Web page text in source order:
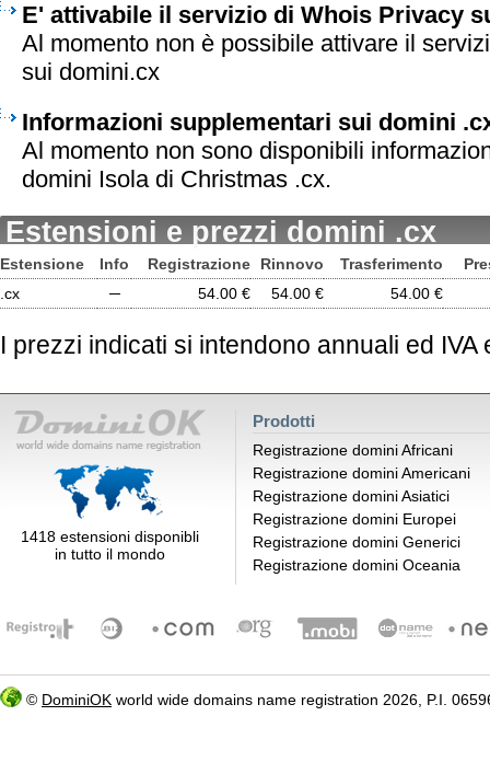
E' attivabile il servizio di Whois Privacy
Al momento non è possibile attivare il
sui domini.cx
Informazioni supplementari sui domini
Al momento non sono disponibili
domini Isola di Christmas .cx.
Estensioni e prezzi domini .cx
Estensione Info Registrazione Rinnovo Trasferimento
.cx
─ 54.00 € 54.00 € 54.00 €
I prezzi indicati si intendono annuali ed IVA
1418 estensioni disponibli
in tutto il mondo
Prodotti
Registrazione domini Africani
Registrazione domini Americani
Registrazione domini Asiatici
Registrazione domini Europei
Registrazione domini Generici
Registrazione domini Oceania
© DominiOK world wide domains name registration 2026, P.I.